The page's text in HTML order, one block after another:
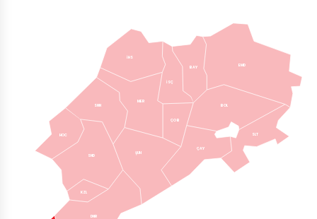
İHS
MER
SNN
HOC
SND
ŞUH
ÇOB
İSÇ
BAY EMD
BOL
SLT
ÇAY
KZL
DNR